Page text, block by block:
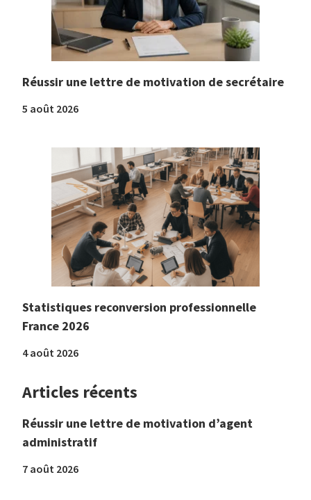
Réussir une lettre de motivation de secrétaire
5 août 2026
Statistiques reconversion professionnelle
France 2026
4 août 2026
Articles récents
Réussir une lettre de motivation d’agent
administratif
7 août 2026